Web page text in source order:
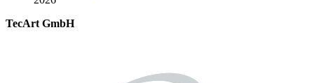
TecArt GmbH